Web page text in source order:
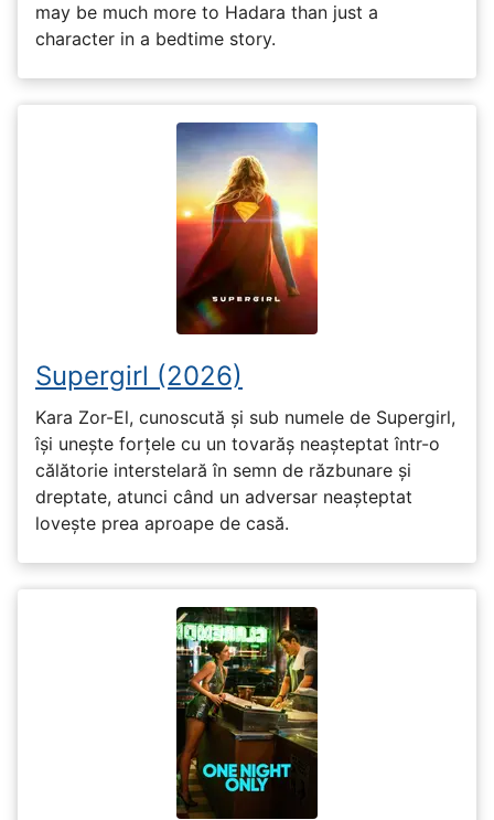
may be much more to Hadara than just a
character in a bedtime story.
Supergirl (2026)
Kara Zor-El, cunoscută și sub numele de Supergirl,
își unește forțele cu un tovarăș neașteptat într-o
călătorie interstelară în semn de răzbunare și
dreptate, atunci când un adversar neașteptat
lovește prea aproape de casă.